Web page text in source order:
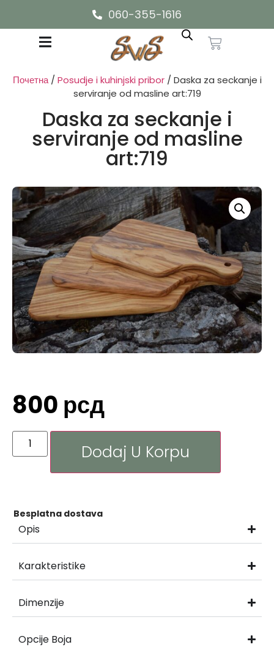
060-355-1616
Почетна/Posudje i kuhinjski pribor/ Daska za seckanje i
serviranje od masline art:719
Daska za seckanje i
serviranje od masline
art:719
800 рсд
Dodaj U Korpu
Besplatna dostava
Opis
Karakteristike
Dimenzije
Opcije Boja